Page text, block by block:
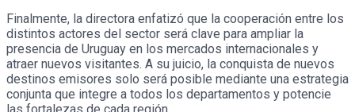
Finalmente, la directora enfatizó que la cooperación entre los
distintos actores del sector será clave para ampliar la
presencia de Uruguay en los mercados internacionales y
atraer nuevos visitantes. A su juicio, la conquista de nuevos
destinos emisores solo será posible mediante una estrategia
conjunta que integre a todos los departamentos y potencie